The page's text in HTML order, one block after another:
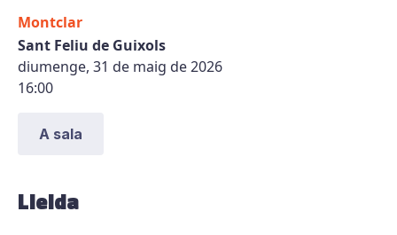
Montclar
Sant Feliu de Guixols
diumenge, 31 de maig de 2026
16:00
A sala
Lleida